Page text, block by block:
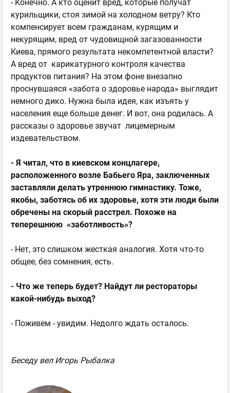
- Конечно. А кто оценит вред, которые получат
курильщики, стоя зимой на холодном ветру? Кто
компенсирует всем гражданам, курящим и
некурящим, вред от чудовищной загазованности
Киева, прямого результата некомпетентной власти?
А вред от карикатурного контроля качества
продуктов питания? На этом фоне внезапно
проснувшаяся «забота о здоровье народа» выглядит
немного дико. Нужна была идея, как изъять у
населения еще больше денег. И вот, она родилась. А
рассказы о здоровье звучат лицемерным
издевательством.
- Я читал, что в киевском концлагере,
расположенного возле Бабьего Яра, заключенных
заставляли делать утреннюю гимнастику. Тоже,
якобы, заботясь об их здоровье, хотя эти люди были
обречены на скорый расстрел. Похоже на
теперешнюю «заботливость»?
- Нет, это слишком жесткая аналогия. Хотя что-то
общее, без сомнения, есть.
- Что же теперь будет? Найдут ли рестораторы
какой-нибудь выход?
- Поживем - увидим. Недолго ждать осталось.
Беседу вел Игорь Рыбалка